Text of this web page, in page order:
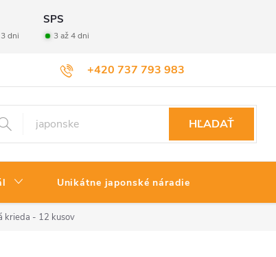
SPS
dni 3 až 4 dni
+420 737 793 983
údajov Veľkoobchod Vrátenie tovaru
HĽADAŤ
Unikátne japonské náradie
krieda - 12 kusov